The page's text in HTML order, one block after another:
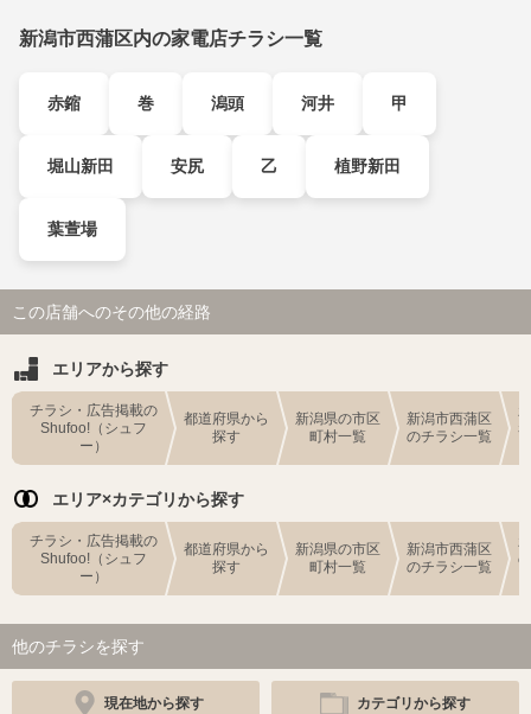
新潟市西蒲区内の家電店チラシ一覧
赤鏥 巻 潟頭 河井 甲
堀山新田 安尻 乙 植野新田
葉萱場
この店舗へのその他の経路
エリアから探す
チラシ・広告掲載の
Shufoo!（シュフ
ー）
都道府県から
探す
新潟県の市区
町村一覧
新潟市西蒲区
のチラシ一覧
エリア×カテゴリから探す
チラシ・広告掲載の
Shufoo!（シュフ
ー）
都道府県から
探す
新潟県の市区
町村一覧
新潟市西蒲区
のチラシ一覧
他のチラシを探す
現在地から探す カテゴリから探す